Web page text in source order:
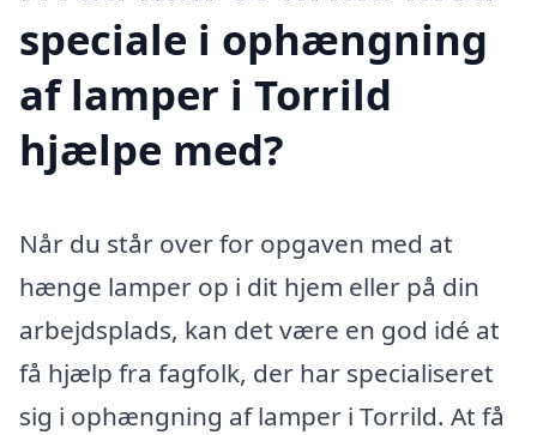
speciale i ophængning
af lamper i Torrild
hjælpe med?
Når du står over for opgaven med at
hænge lamper op i dit hjem eller på din
arbejdsplads, kan det være en god idé at
få hjælp fra fagfolk, der har specialiseret
sig i ophængning af lamper i Torrild. At få